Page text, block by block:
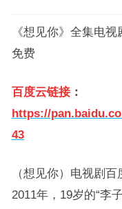
《想见你》全集电
免费
百度云链接：
https://
43
（想见你）电视剧百
2011年，19岁的“李